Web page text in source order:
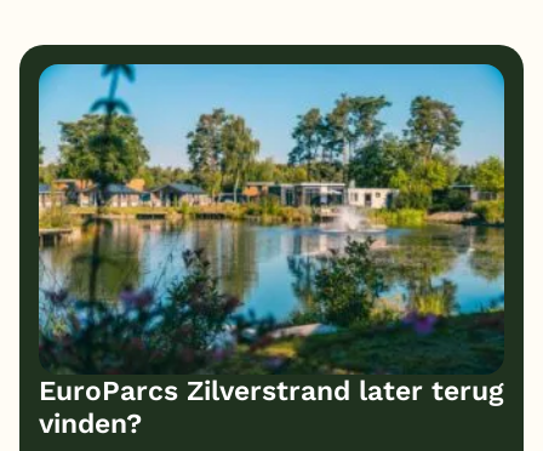
10 Bungalows Kindvriendelijk
10 Prijs/kwaliteit
EuroParcs Zilverstrand later terug
vinden?